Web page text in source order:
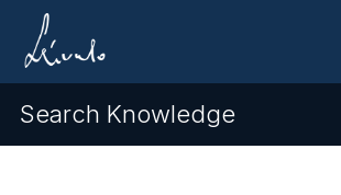
Search Knowledge